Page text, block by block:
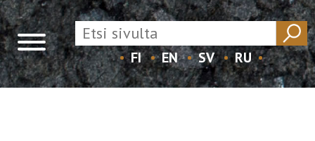
FI EN SV RU